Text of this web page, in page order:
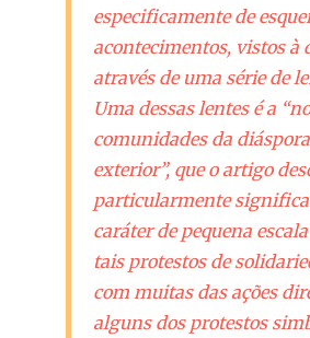
especificamente de
acontecimentos, vistos
através de uma série de
Uma dessas lentes é a
comunidades da
exterior”, que o artigo
particularmente
caráter de pequena
tais protestos de
com muitas das ações
alguns dos protestos